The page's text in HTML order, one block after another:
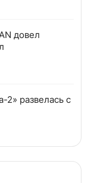
довел
2» развелась с